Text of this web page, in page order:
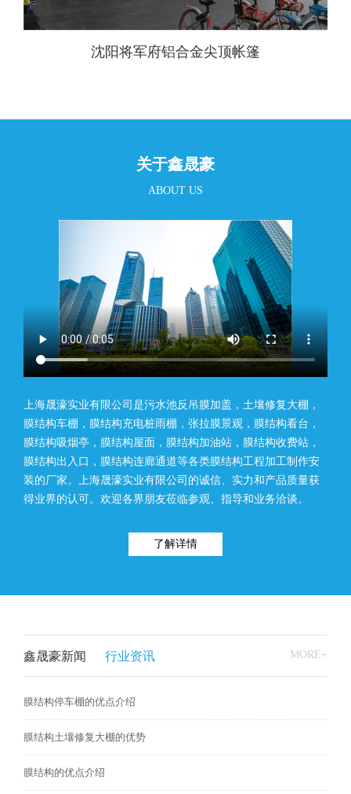
沈阳将军府铝合金尖顶帐篷
关于鑫晟豪
ABOUT US
上海晟濠实业有限公司是污水池反吊膜加盖，土壤修复大棚，
膜结构车棚，膜结构充电桩雨棚，张拉膜景观，膜结构看台，
膜结构吸烟亭，膜结构屋面，膜结构加油站，膜结构收费站，
膜结构出入口，膜结构连廊通道等各类膜结构工程加工制作安
装的厂家。上海晟濠实业有限公司的诚信、实力和产品质量获
得业界的认可。欢迎各界朋友莅临参观、指导和业务洽谈。
了解详情
鑫晟豪新闻 行业资讯 MORE+
膜结构停车棚的优点介绍
膜结构土壤修复大棚的优势
膜结构的优点介绍